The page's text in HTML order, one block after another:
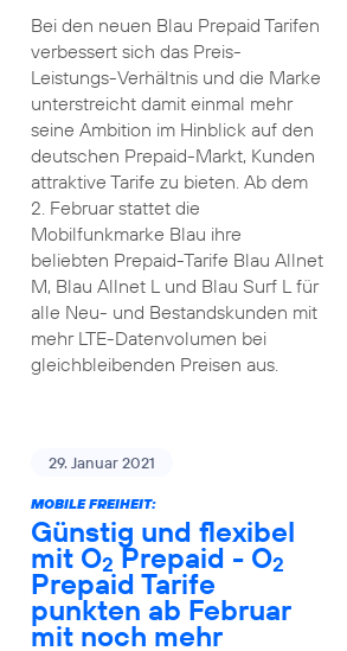
Bei den neuen Blau Prepaid Tarifen
verbessert sich das Preis-
Leistungs-Verhältnis und die Marke
unterstreicht damit einmal mehr
seine Ambition im Hinblick auf den
deutschen Prepaid-Markt, Kunden
attraktive Tarife zu bieten. Ab dem
2. Februar stattet die
Mobilfunkmarke Blau ihre
beliebten Prepaid-Tarife Blau Allnet
M, Blau Allnet L und Blau Surf L für
alle Neu- und Bestandskunden mit
mehr LTE-Datenvolumen bei
gleichbleibenden Preisen aus.
29. Januar 2021
MOBILE FREIHEIT:
Günstig und flexibel
mit O2 Prepaid - O2
Prepaid Tarife
punkten ab Februar
mit noch mehr